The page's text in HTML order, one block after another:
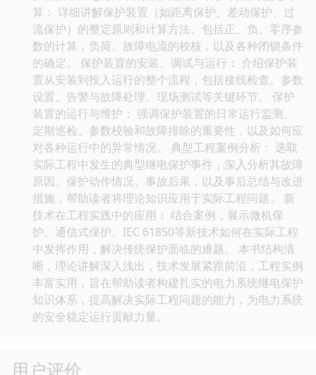
算： 详细讲解保护装置（如距离保护、差动保护、过
流保护）的整定原则和计算方法。包括正、负、零序参
数的计算，负荷、故障电流的校核，以及各种闭锁条件
的确定。 保护装置的安装、调试与运行： 介绍保护装
置从安装到投入运行的整个流程，包括接线检查、参数
设置、告警与故障处理、现场测试等关键环节。 保护
装置的运行与维护： 强调保护装置的日常运行监测、
定期巡检、参数校验和故障排除的重要性，以及如何应
对各种运行中的异常情况。 典型工程案例分析： 选取
实际工程中发生的典型继电保护事件，深入分析其故障
原因、保护动作情况、事故后果，以及事后总结与改进
措施，帮助读者将理论知识应用于实际工程问题。 新
技术在工程实践中的应用： 结合案例，展示微机保
护、通信式保护、IEC 61850等新技术如何在实际工程
中发挥作用，解决传统保护面临的难题。 本书结构清
晰，理论讲解深入浅出，技术发展紧跟前沿，工程实例
丰富实用，旨在帮助读者构建扎实的电力系统继电保护
知识体系，提高解决实际工程问题的能力，为电力系统
的安全稳定运行贡献力量。
用户评价